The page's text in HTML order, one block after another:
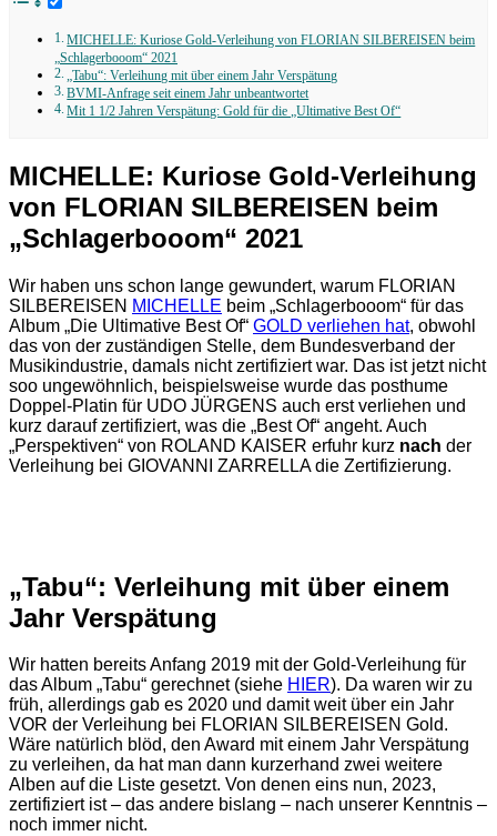
MICHELLE: Kuriose Gold-Verleihung von FLORIAN SILBEREISEN beim
„Schlagerbooom“ 2021
„Tabu“: Verleihung mit über einem Jahr Verspätung
BVMI-Anfrage seit einem Jahr unbeantwortet
Mit 1 1/2 Jahren Verspätung: Gold für die „Ultimative Best Of“
MICHELLE: Kuriose Gold-Verleihung
von FLORIAN SILBEREISEN beim
„Schlagerbooom“ 2021
Wir haben uns schon lange gewundert, warum FLORIAN
SILBEREISEN MICHELLE beim „Schlagerbooom“ für das
Album „Die Ultimative Best Of“ GOLD verliehen hat, obwohl
das von der zuständigen Stelle, dem Bundesverband der
Musikindustrie, damals nicht zertifiziert war. Das ist jetzt nicht
soo ungewöhnlich, beispielsweise wurde das posthume
Doppel-Platin für UDO JÜRGENS auch erst verliehen und
kurz darauf zertifiziert, was die „Best Of“ angeht. Auch
„Perspektiven“ von ROLAND KAISER erfuhr kurz nach der
Verleihung bei GIOVANNI ZARRELLA die Zertifizierung.
„Tabu“: Verleihung mit über einem
Jahr Verspätung
Wir hatten bereits Anfang 2019 mit der Gold-Verleihung für
das Album „Tabu“ gerechnet (siehe HIER). Da waren wir zu
früh, allerdings gab es 2020 und damit weit über ein Jahr
VOR der Verleihung bei FLORIAN SILBEREISEN Gold.
Wäre natürlich blöd, den Award mit einem Jahr Verspätung
zu verleihen, da hat man dann kurzerhand zwei weitere
Alben auf die Liste gesetzt. Von denen eins nun, 2023,
zertifiziert ist – das andere bislang – nach unserer Kenntnis –
noch immer nicht.